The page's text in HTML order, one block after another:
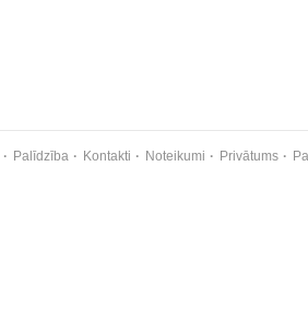
Palīdzība Kontakti Noteikumi Privātums